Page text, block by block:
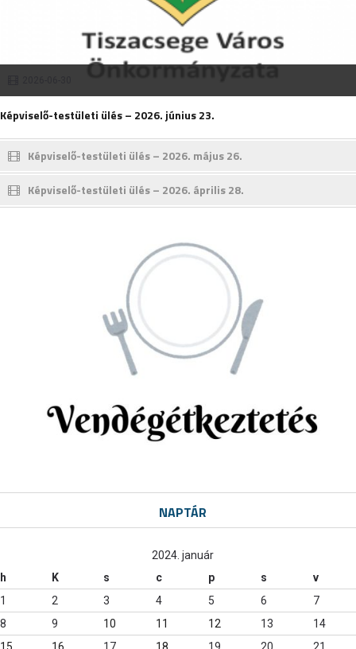
Képviselő-testületi ülés – 2026. június 23.
Képviselő-testületi ülés – 2026. május 26.
Képviselő-testületi ülés – 2026. április 28.
NAPTÁR
2024. január
h
K s c p s
v
1
2 3 4 5 6
7
8
9 10 11 12 13
14